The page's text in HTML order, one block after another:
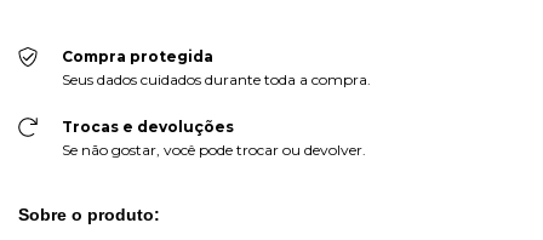
Compra protegida
Seus dados cuidados durante toda a compra.
Trocas e devoluções
Se não gostar, você pode trocar ou devolver.
Sobre o produto: